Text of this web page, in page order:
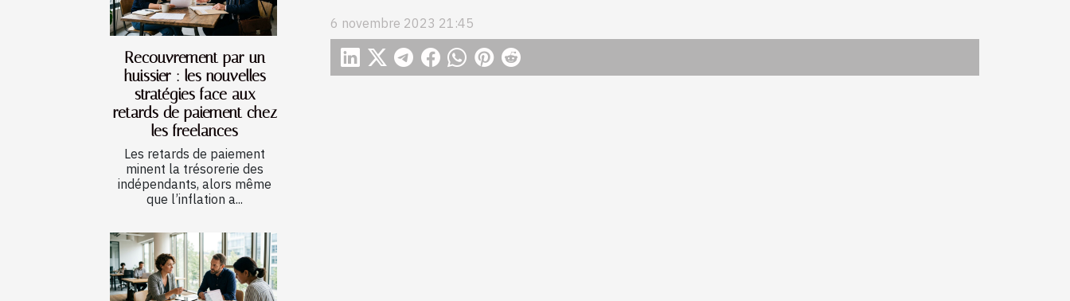
Recouvrement par un
huissier : les nouvelles
stratégies face aux
retards de paiement chez
les freelances
Les retards de paiement
minent la trésorerie des
indépendants, alors même
que l’inflation a...
6 novembre 2023 21:45